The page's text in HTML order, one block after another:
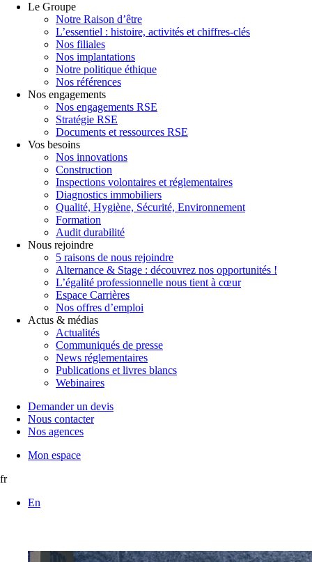
Le Groupe
Notre Raison d’être
L’essentiel : histoire, activités et chiffres-clés
Nos filiales
Nos implantations
Notre politique éthique
Nos références
Nos engagements
Nos engagements RSE
Stratégie RSE
Documents et ressources RSE
Vos besoins
Nos innovations
Construction
Inspections volontaires et réglementaires
Diagnostics immobiliers
Qualité, Hygiène, Sécurité, Environnement
Formation
Audit durabilité
Nous rejoindre
5 raisons de nous rejoindre
Alternance & Stage : découvrez nos opportunités !
L’égalité professionnelle nous tient à cœur
Espace Carrières
Nos offres d’emploi
Actus & médias
Actualités
Communiqués de presse
News réglementaires
Publications et livres blancs
Webinaires
Demander un devis
Nous contacter
Nos agences
Mon espace
fr
En